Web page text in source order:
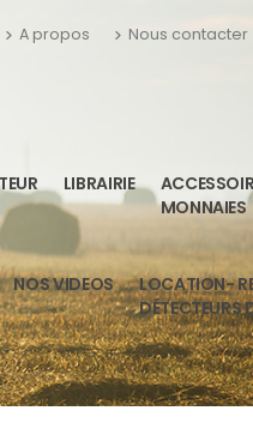
A propos Nous contacter
LIBRAIRIE
MONNAIES
NOS VIDEOS
LOCATION-
DÉTECTEURS